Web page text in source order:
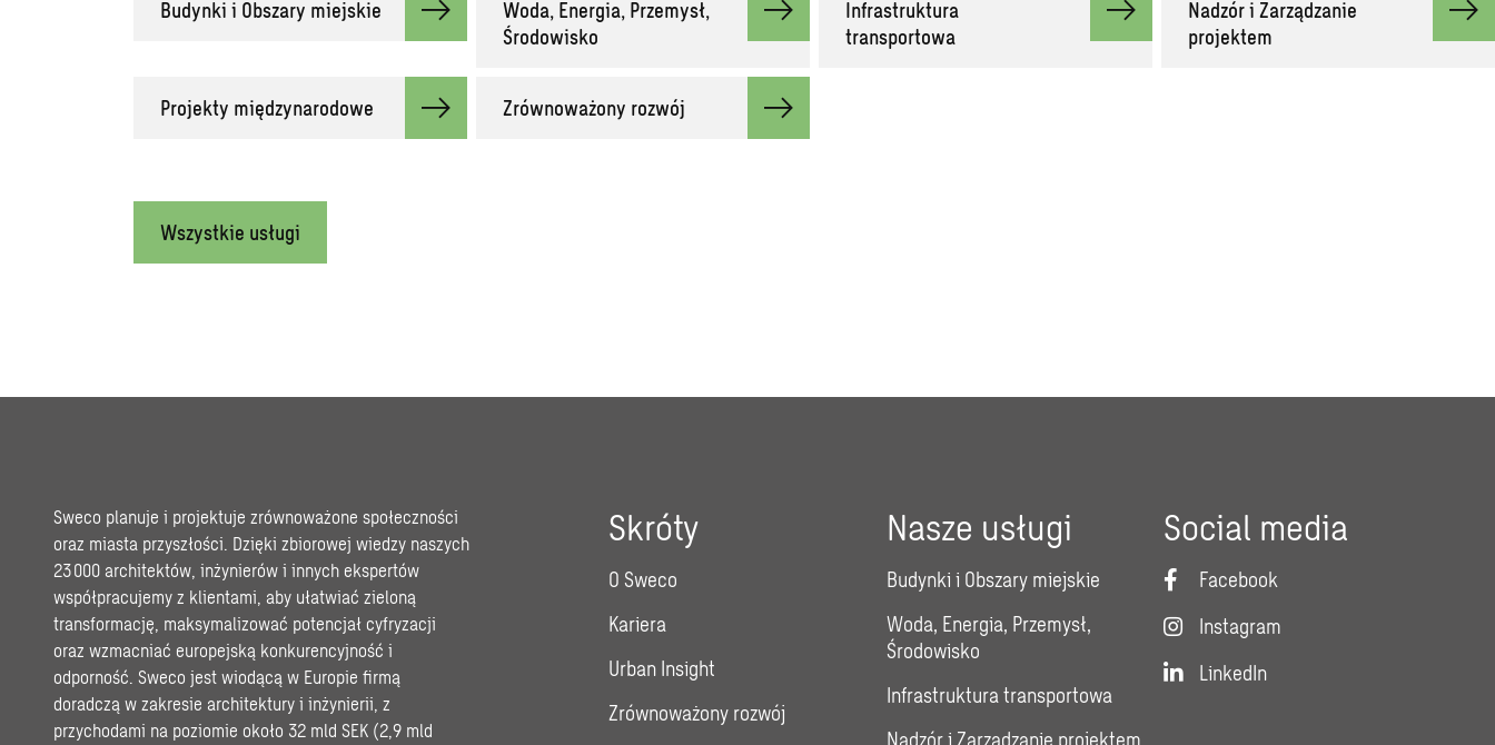
Budynki i Obszary miejskie
Woda, Energia, Przemysł,
Środowisko
Infrastruktura
transportowa
Nadzór i Zarządzanie
projektem
Projekty międzynarodowe Zrównoważony rozwój
Wszystkie usługi
Sweco planuje i projektuje zrównoważone społeczności
oraz miasta przyszłości. Dzięki zbiorowej wiedzy naszych
23 000 architektów, inżynierów i innych ekspertów
współpracujemy z klientami, aby ułatwiać zieloną
transformację, maksymalizować potencjał cyfryzacji
oraz wzmacniać europejską konkurencyjność i
odporność. Sweco jest wiodącą w Europie firmą
doradczą w zakresie architektury i inżynierii, z
przychodami na poziomie około 32 mld SEK (2,9 mld
Skróty
O Sweco
Kariera
Urban Insight
Zrównoważony rozwój
Nasze usługi
Budynki i Obszary miejskie
Woda, Energia, Przemysł,
Środowisko
Infrastruktura transportowa
Nadzór i Zarządzanie projektem
Social media
Facebook
Instagram
LinkedIn